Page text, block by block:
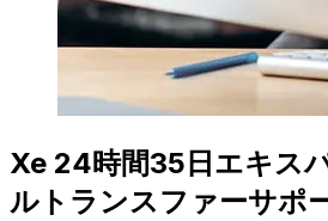
Xe 24時間35日エキス
ルトランスファーサポ